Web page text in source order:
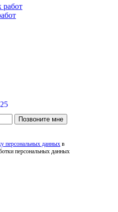
работ
Позвоните мне
персональных данных в
персональных данных